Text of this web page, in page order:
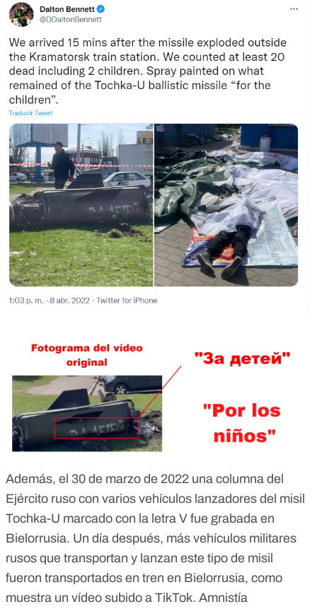
Además, el 30 de marzo de 2022 una columna del
Ejército ruso con varios vehículos lanzadores del misil
Tochka-U marcado con la letra V fue grabada en
Bielorrusia. Un día después, más vehículos militares
rusos que transportan y lanzan este tipo de misil
fueron transportados en tren en Bielorrusia, como
muestra un vídeo subido a TikTok. Amnistía